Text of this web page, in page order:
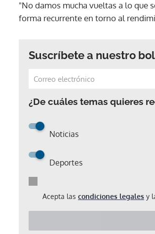
"No damos mucha vueltas a lo que
forma recurrente en torno al
Suscríbete a nuestro
¿De cuáles temas quieres
Noticias
Deportes
Acepta las condiciones legales y